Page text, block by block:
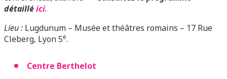
détailléici.
Lieu : Lugdunum – Musée et théâtres romains – 17 Rue
Cleberg, Lyon 5e.
Centre Berthelot